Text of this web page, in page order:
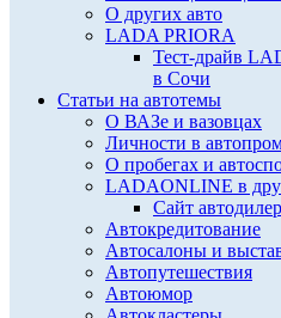
О других авто
LADA PRIORA
Тест-драйв
в Сочи
Статьи на автотемы
О ВАЗе и вазовцах
Личности в
О пробегах и
LADAONLINE в
Сайт
Автокредитование
Автосалоны и
Автопутешествия
Автоюмор